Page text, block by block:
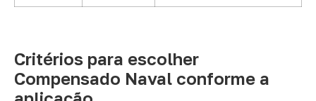
Critérios para escolher
Compensado Naval conforme a